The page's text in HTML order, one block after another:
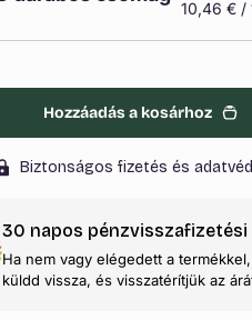
elsőosztályú, az íz pedig
ez nem lehetséges – így
Hozzáadás a kosárhoz
Biztonságos fizetés és
30 napos pénzvisszafizetési
Ha nem vagy elégedett a
küldd vissza, és visszatérítjük az